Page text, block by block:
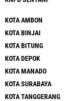
KOTA AMBON
KOTA BINJAI
KOTA BITUNG
KOTA DEPOK
KOTA MANADO
KOTA SURABAYA
KOTA TANGGERANG